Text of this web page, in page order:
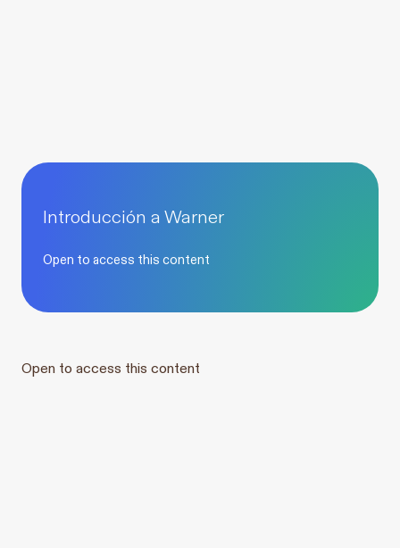
Introducción a Warner
Open to access this content
Open to access this content